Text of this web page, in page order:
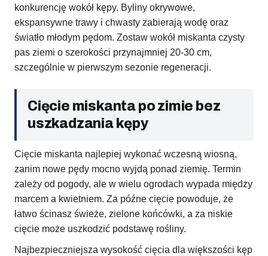
konkurencję wokół kępy. Byliny okrywowe,
ekspansywne trawy i chwasty zabierają wodę oraz
światło młodym pędom. Zostaw wokół miskanta czysty
pas ziemi o szerokości przynajmniej 20-30 cm,
szczególnie w pierwszym sezonie regeneracji.
Cięcie miskanta po zimie bez
uszkadzania kępy
Cięcie miskanta najlepiej wykonać wczesną wiosną,
zanim nowe pędy mocno wyjdą ponad ziemię. Termin
zależy od pogody, ale w wielu ogrodach wypada między
marcem a kwietniem. Za późne cięcie powoduje, że
łatwo ścinasz świeże, zielone końcówki, a za niskie
cięcie może uszkodzić podstawę rośliny.
Najbezpieczniejsza wysokość cięcia dla większości kęp